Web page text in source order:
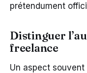
prétendument
Distinguer
freelance
Un aspect